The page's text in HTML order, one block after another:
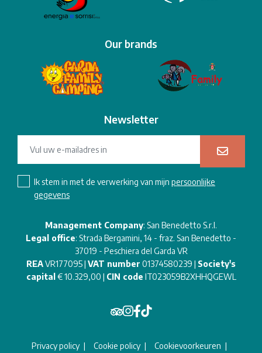
Our brands
Newsletter
Ik stem in met de verwerking van mijn persoonlijke
gegevens
Management Company: San Benedetto S.r.l.
Legal office: Strada Bergamini, 14 - fraz. San Benedetto -
37019 - Peschiera del Garda VR
REAVR177095 | VAT number 01374580239 | Society's
capital € 10.329,00 | CIN code IT023059B2XHHQGEWL
Privacy policy Cookie policy Cookievoorkeuren